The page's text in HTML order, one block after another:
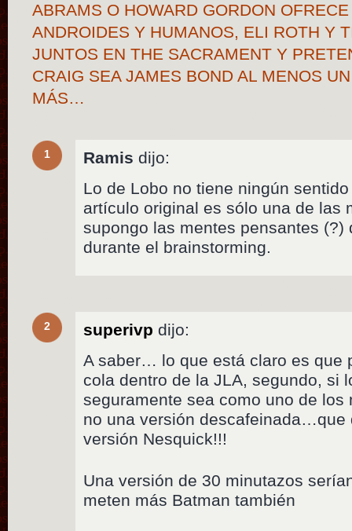
ABRAMS O HOWARD GORDON
ANDROIDES Y HUMANOS, ELI ROTH Y
JUNTOS EN THE SACRAMENT Y
CRAIG SEA JAMES BOND AL MENOS
MÁS…
1 Ramis dijo:
Lo de Lobo no tiene ningún
artículo original es sólo una de las
supongo las mentes pensantes (?)
durante el brainstorming.
2 superivp dijo:
A saber… lo que está claro es que
cola dentro de la JLA, segundo, si
seguramente sea como uno de los
no una versión
versión Nesquick!!!
Una versión de 30 minutazos
meten más Batman también